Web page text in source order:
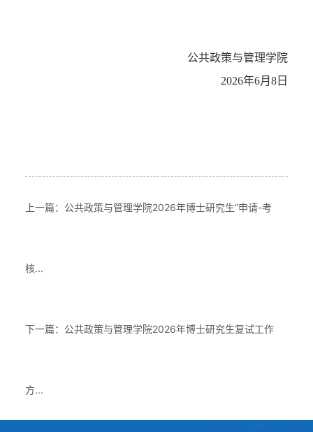
公共政策与管理学院
2026年6月8日
上一篇：公共政策与管理学院2026年博士研究生“申请-考
核...
下一篇：公共政策与管理学院2026年博士研究生复试工作
方...